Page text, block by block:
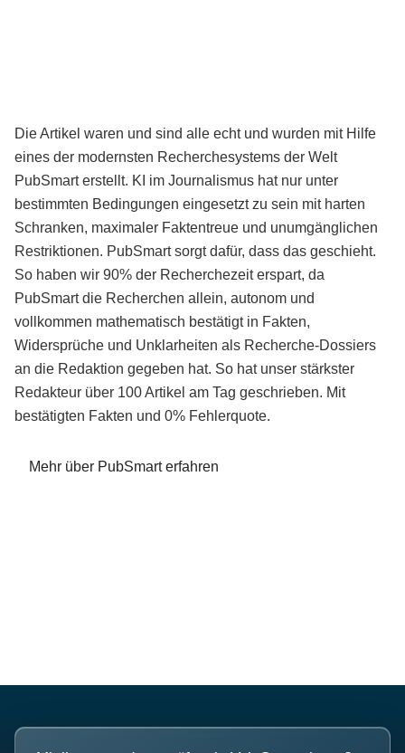
Die Artikel waren und sind alle echt und wurden mit Hilfe
eines der modernsten Recherchesystems der Welt
PubSmart erstellt. KI im Journalismus hat nur unter
bestimmten Bedingungen eingesetzt zu sein mit harten
Schranken, maximaler Faktentreue und unumgänglichen
Restriktionen. PubSmart sorgt dafür, dass das geschieht.
So haben wir 90% der Recherchezeit erspart, da
PubSmart die Recherchen allein, autonom und
vollkommen mathematisch bestätigt in Fakten,
Widersprüche und Unklarheiten als Recherche-Dossiers
an die Redaktion gegeben hat. So hat unser stärkster
Redakteur über 100 Artikel am Tag geschrieben. Mit
bestätigten Fakten und 0% Fehlerquote.
Mehr über PubSmart erfahren